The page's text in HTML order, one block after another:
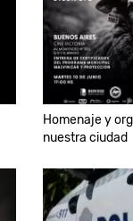
Homenaje y
nuestra ciudad